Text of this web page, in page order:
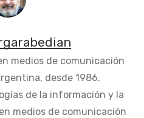
medios de comunicación
desde 1986.
de la información y la
medios de comunicación